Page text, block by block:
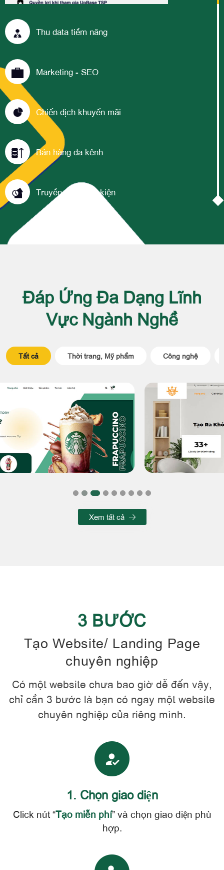
Thu data tiềm năng
Marketing - SEO
Chiến dịch khuyến mãi
Bán hàng đa kênh
Truyền thông sự kiện
Đáp Ứng Đa Dạng Lĩnh
Vực Ngành Nghề
Tất cả Thời trang, Mỹ phẩm Công nghệ
Xem tất cả
3 BƯỚC
Tạo Website/ Landing Page
chuyên nghiệp
Có một website chưa bao giờ dễ đến vậy,
chỉ cần 3 bước là bạn có ngay một website
chuyên nghiệp của riêng mình.
1. Chọn giao diện
Click nút “Tạo miễn phí” và chọn giao diện phù
hợp.